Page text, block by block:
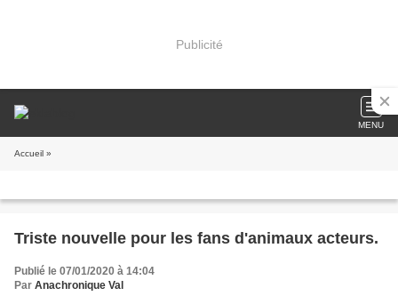
Publicité
MENU
Accueil »
Triste nouvelle pour les fans d'animaux acteurs.
Publié le 07/01/2020 à 14:04
Par Anachronique Val